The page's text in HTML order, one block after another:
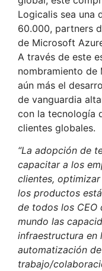
Logicalis sea una
60.000, partners
de Microsoft
A través de este
nombramiento de
aún más el
de vanguardia
con la tecnología
clientes globales.
“La adopción de
capacitar a los
clientes,
los productos
de todos los CEO
mundo las
infraestructura en
automatización
trabajo/